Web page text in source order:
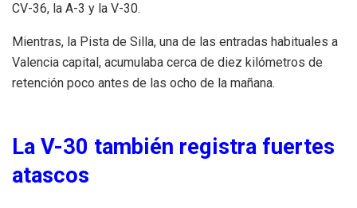
CV-36, la A-3 y la V-30.
Mientras, la Pista de Silla, una de las entradas habituales a
Valencia capital, acumulaba cerca de diez kilómetros de
retención poco antes de las ocho de la mañana.
La V-30 también registra fuertes
atascos